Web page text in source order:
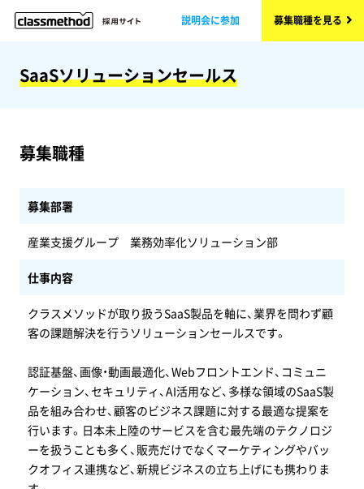
説明会に参加 募集職種を見る
SaaSソリューションセールス
募集職種
募集部署
産業支援グループ 業務効率化ソリューション部
仕事内容
クラスメソッドが取り扱うSaaS製品を軸に、業界を問わず顧
客の課題解決を行うソリューションセールスです。
認証基盤、画像・動画最適化、Webフロントエンド、コミュニ
ケーション、セキュリティ、AI活用など、多様な領域のSaaS製
品を組み合わせ、顧客のビジネス課題に対する最適な提案を
行います。日本未上陸のサービスを含む最先端のテクノロジ
ーを扱うことも多く、販売だけでなくマーケティングやバッ
クオフィス連携など、新規ビジネスの立ち上げにも携わりま